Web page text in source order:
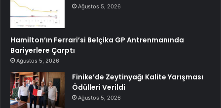
Ağustos 5, 2026
Hamilton’ın Ferrari’si Belçika GP Antrenmanında
Bariyerlere Çarptı
Ağustos 5, 2026
Finike’de Zeytinyağı Kalite Yarışması
Ödülleri Verildi
Ağustos 5, 2026